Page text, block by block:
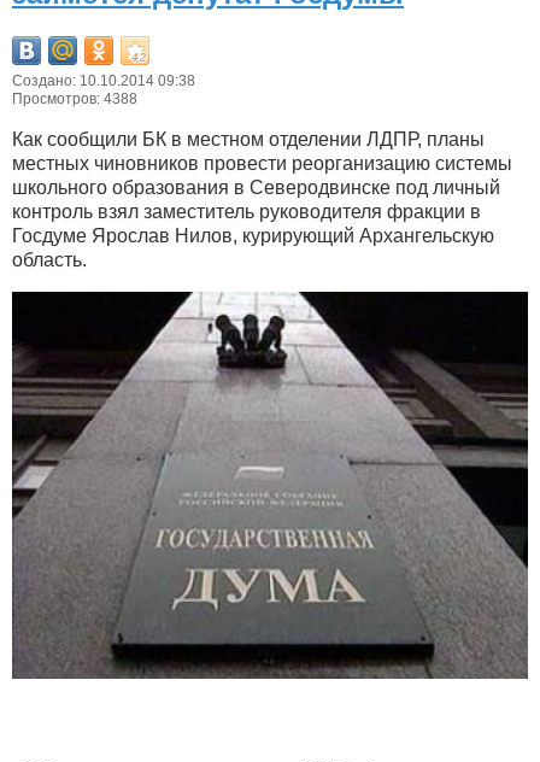
Создано: 10.10.2014 09:38
Просмотров: 4388
Как сообщили БК в местном отделении ЛДПР, планы
местных чиновников провести реорганизацию системы
школьного образования в Северодвинске под личный
контроль взял заместитель руководителя фракции в
Госдуме Ярослав Нилов, курирующий Архангельскую
область.